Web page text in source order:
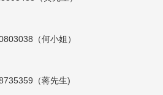
何小姐）
蒋先生)